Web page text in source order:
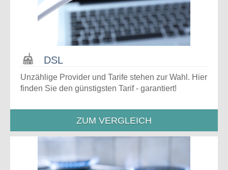
DSL
Unzählige Provider und Tarife stehen zur Wahl. Hier
finden Sie den günstigsten Tarif - garantiert!
ZUM VERGLEICH